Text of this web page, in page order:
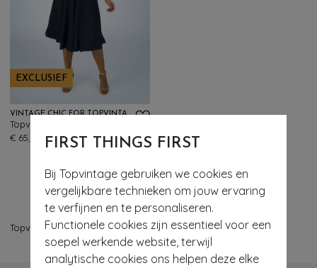
FIRST THINGS FIRST
Bij Topvintage gebruiken we cookies en
vergelijkbare technieken om jouw ervaring
te verfijnen en te personaliseren.
Functionele cookies zijn essentieel voor een
soepel werkende website, terwijl
analytische cookies ons helpen deze elke
EXCLUSIEF
VINTAGE CHIC FOR TOPVINTAGE
€ 65,95
Topvintage>Jurken >Midi jurken